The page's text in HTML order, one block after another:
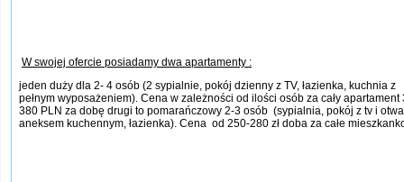
W swojej ofercie posiadamy dwa apartamenty :
jeden duży dla 2- 4 osób (2 sypialnie, pokój dzienny z TV, łazienka, kuchnia z
pełnym wyposażeniem). Cena w zależności od ilości osób za cały apartament
380 PLN za dobę drugi to pomarańczowy 2-3 osób (sypialnia, pokój z tv i
aneksem kuchennym, łazienka). Cena od 250-280 zł doba za całe